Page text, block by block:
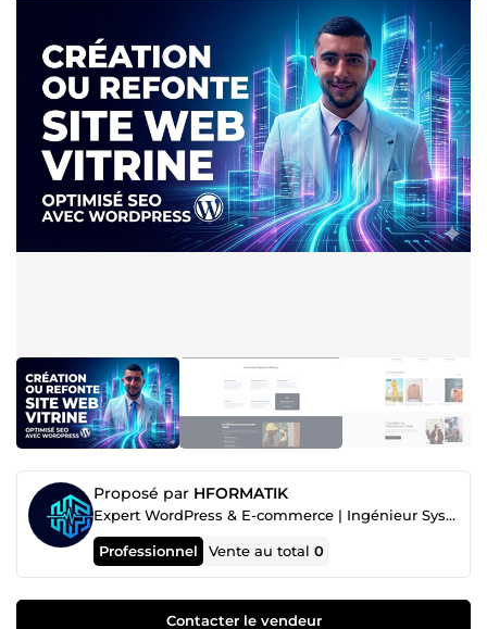
Proposé par HFORMATIK
Expert WordPress & E-commerce | Ingénieur Système (SMTP/Linux)
Professionnel Vente au total0
Contacter le vendeur